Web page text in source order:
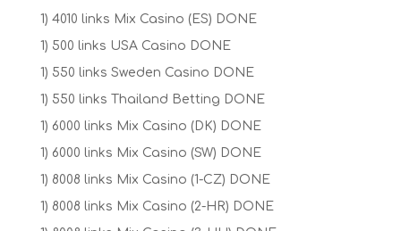
1) 4010 links Mix Casino (ES) DONE
1) 500 links USA Casino DONE
1) 550 links Sweden Casino DONE
1) 550 links Thailand Betting DONE
1) 6000 links Mix Casino (DK) DONE
1) 6000 links Mix Casino (SW) DONE
1) 8008 links Mix Casino (1-CZ) DONE
1) 8008 links Mix Casino (2-HR) DONE